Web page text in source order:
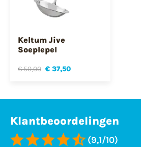
Keltum Jive
Soeplepel
€ 50,00 € 37,50
Klantbeoordelingen
(9,1/10)